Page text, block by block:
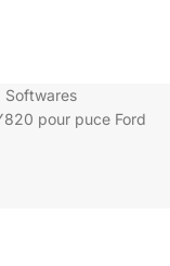
Softwares
pour puce Ford